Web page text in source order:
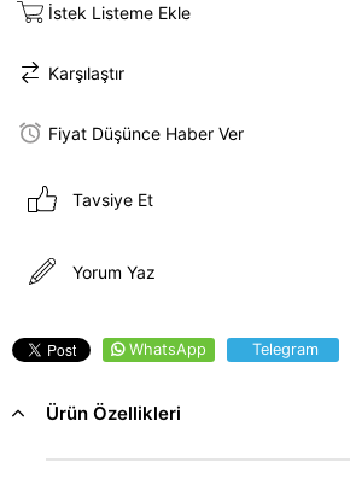
İstek Listeme Ekle
Karşılaştır
Fiyat Düşünce Haber Ver
Tavsiye Et
Yorum Yaz
WhatsApp Telegram
Ürün Özellikleri